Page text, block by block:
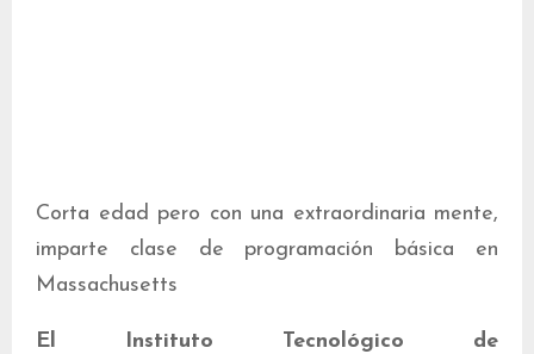
Corta edad pero con una extraordinaria mente,
imparte clase de programación básica en
Massachusetts
El Instituto Tecnológico de